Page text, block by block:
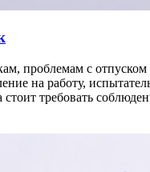
проблемам с
на работу,
требовать